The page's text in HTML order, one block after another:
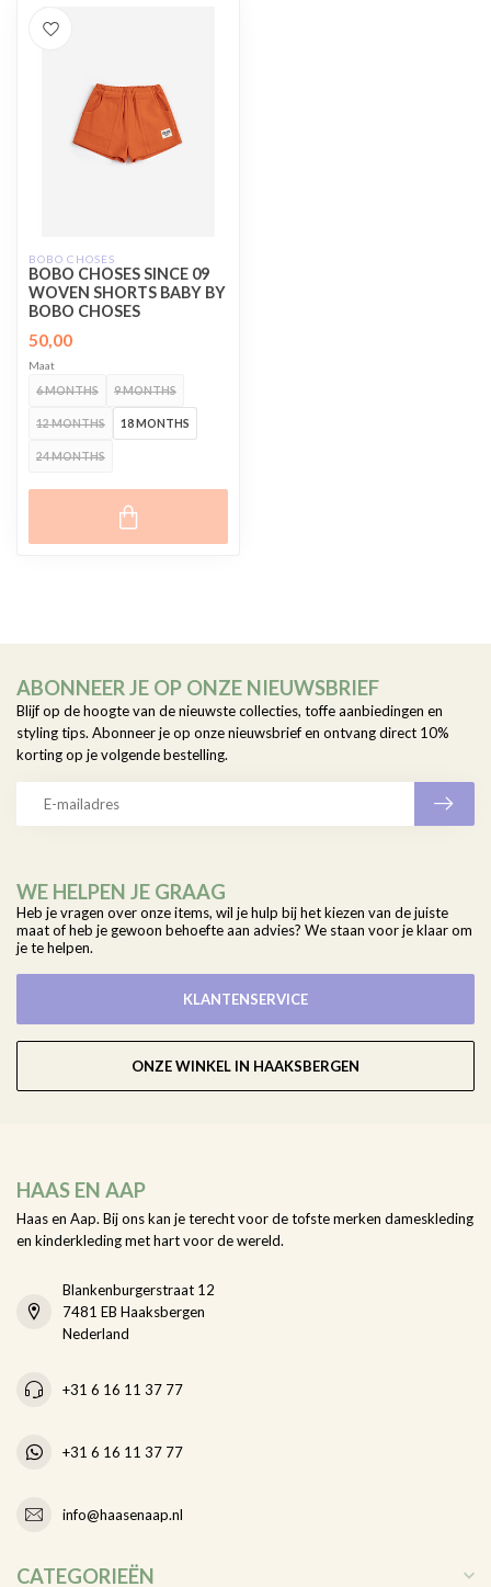
BOBO CHOSES
BOBO CHOSES SINCE 09
WOVEN SHORTS BABY BY
BOBO CHOSES
50,00
Maat
6 MONTHS
9 MONTHS
12 MONTHS 18 MONTHS
24 MONTHS
WE HELPEN JE GRAAG
Heb je vragen over onze items, wil je hulp bij het kiezen van de juiste
maat of heb je gewoon behoefte aan advies? We staan voor je klaar om
je te helpen.
KLANTENSERVICE
ONZE WINKEL IN HAAKSBERGEN
ABONNEER JE OP ONZE NIEUWSBRIEF
Blijf op de hoogte van de nieuwste collecties, toffe aanbiedingen en
styling tips. Abonneer je op onze nieuwsbrief en ontvang direct 10%
korting op je volgende bestelling.
HAAS EN AAP
Haas en Aap. Bij ons kan je terecht voor de tofste merken dameskleding
en kinderkleding met hart voor de wereld.
Blankenburgerstraat 12
7481 EB Haaksbergen
Nederland
+31 6 16 11 37 77
+31 6 16 11 37 77
info@haasenaap.nl
CATEGORIEËN